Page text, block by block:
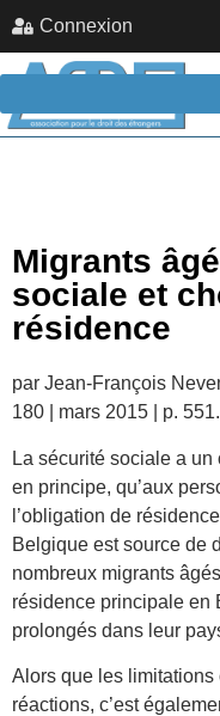
Connexion
Migrants
sociale et
résidence
par Jean-François
180 | mars 2015 | p. 551.
La sécurité sociale a un
en principe, qu’aux
l’obligation de
Belgique est source de
nombreux migrants
résidence principale en
prolongés dans leur
Alors que les limitations
réactions, c’est